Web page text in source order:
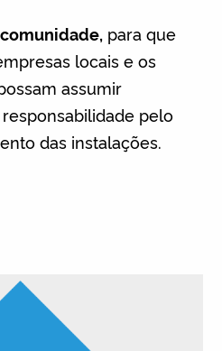
para que
locais e os
assumir
pelo
das instalações.